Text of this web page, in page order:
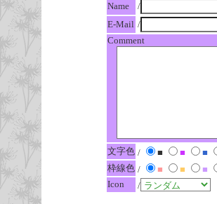
Name
/
E-Mail /
Comment
文字色 / ■ ■ ■
枠線色 / ■ ■ ■
Icon
/